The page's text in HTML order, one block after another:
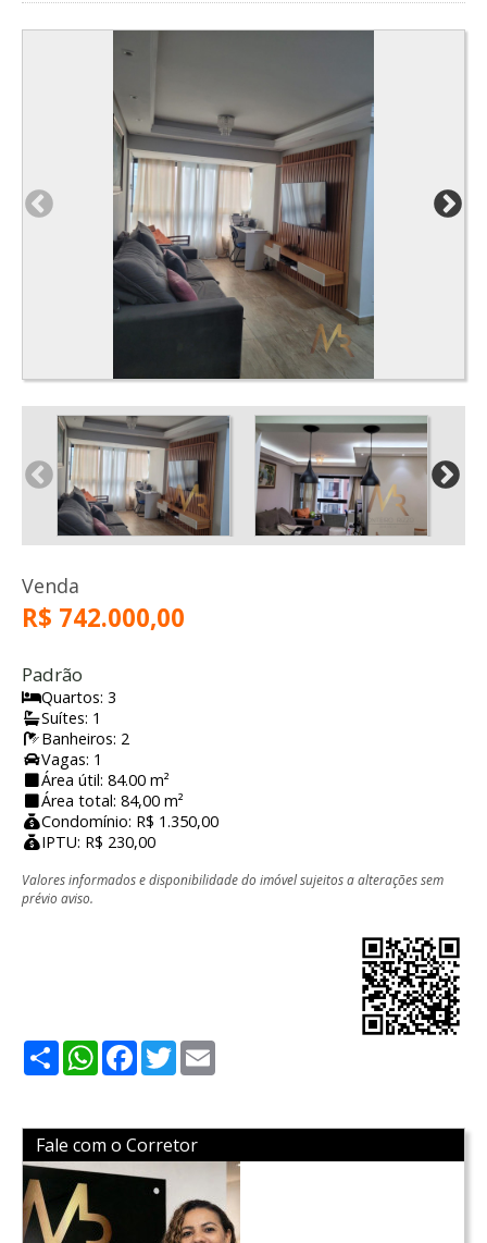
Venda
R$ 742.000,00
Padrão
Quartos: 3
Suítes: 1
Banheiros: 2
Vagas: 1
Área útil: 84.00 m²
Área total: 84,00 m²
Condomínio: R$ 1.350,00
IPTU: R$ 230,00
Valores informados e disponibilidade do imóvel sujeitos a alterações sem
prévio aviso.
ShareWhatsApp
Facebook
Twitter
Fale com o Corretor